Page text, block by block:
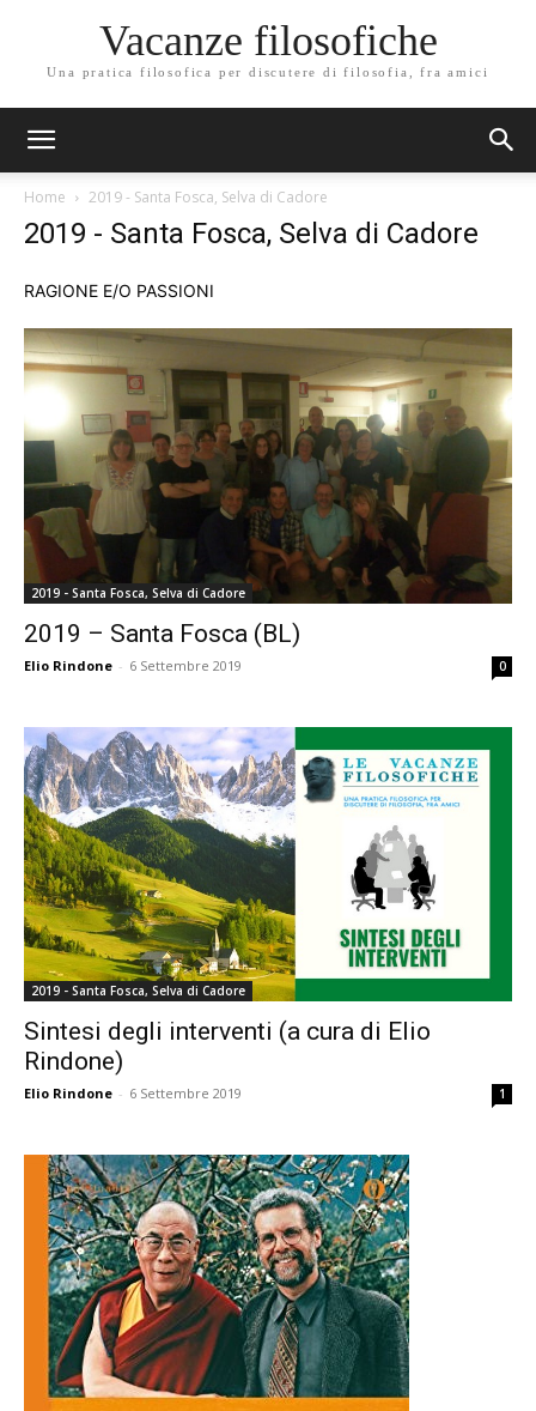
Vacanze filosofiche
Una pratica filosofica per discutere di filosofia, fra amici
Home 2019 - Santa Fosca, Selva di Cadore
2019 - Santa Fosca, Selva di Cadore
RAGIONE E/O PASSIONI
2019 - Santa Fosca, Selva di Cadore
2019 – Santa Fosca (BL)
Elio Rindone - 6 Settembre 2019 0
2019 - Santa Fosca, Selva di Cadore
Sintesi degli interventi (a cura di Elio
Rindone)
Elio Rindone - 6 Settembre 2019 1